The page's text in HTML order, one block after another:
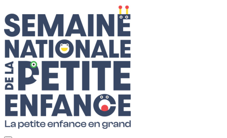
to
content